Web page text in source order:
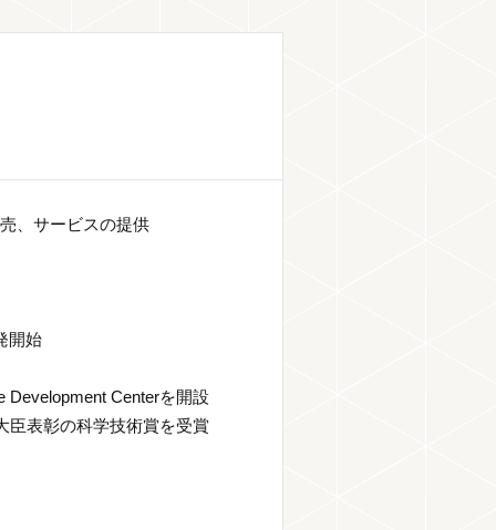
、サービスの提供
開始
Centerを開設
表彰の科学技術賞を受賞